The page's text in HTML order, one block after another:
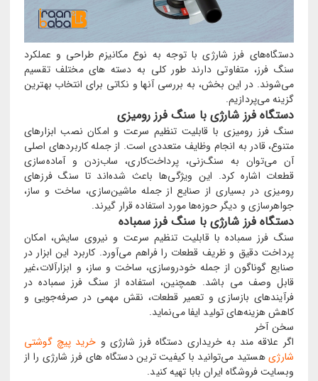
دستگاه‌های فرز شارژی با توجه به نوع مکانیزم طراحی و عملکرد
سنگ فرز، متفاوتی دارند طور کلی به دسته های مختلف تقسیم
می‌شوند. در این بخش، به بررسی آنها و نکاتی برای انتخاب بهترین
گزینه می‌پردازیم.
دستگاه فرز شارژی با سنگ فرز رومیزی
سنگ فرز رومیزی با قابلیت تنظیم سرعت و امکان نصب ابزارهای
متنوع، قادر به انجام وظایف متعددی است. از جمله کاربردهای اصلی
آن می‌توان به سنگ‌زنی، پرداخت‌کاری، ساب‌زدن و آماده‌سازی
قطعات اشاره کرد. این ویژگی‌ها باعث شده‌اند تا سنگ فرزهای
رومیزی در بسیاری از صنایع از جمله ماشین‌سازی، ساخت و ساز،
جواهرسازی و دیگر حوزه‌ها مورد استفاده قرار گیرند.
دستگاه فرز شارژی با سنگ فرز سمباده
سنگ فرز سمباده با قابلیت تنظیم سرعت و نیروی سایش، امکان
پرداخت دقیق و ظریف قطعات را فراهم می‌آورد. کاربرد این ابزار در
صنایع گوناگون از جمله خودروسازی، ساخت و ساز، و ابزارآلات،غیر
قابل وصف می‌ باشد. همچنین، استفاده از سنگ فرز سمباده در
فرآیندهای بازسازی و تعمیر قطعات، نقش مهمی در صرفه‌جویی و
کاهش هزینه‌های تولید ایفا می‌نماید.
سخن آخر
اگر علاقه مند به خریداری دستگاه فرز شارژی و خرید پیچ گوشتی
شارژیهستید می‌توانید با کیفیت ترین دستگاه های فرز شارژی را از
وبسایت فروشگاه ایران بابا تهیه کنید.